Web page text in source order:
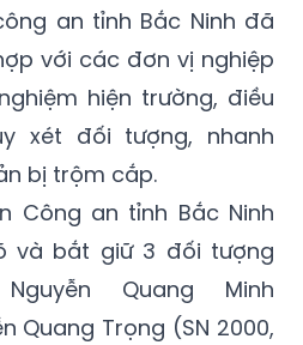
an tỉnh Bắc Ninh đã
với các đơn vị nghiệp
hiện trường, điều
xét đối tượng, nhanh
bị trộm cắp.
Công an tỉnh Bắc Ninh
và bắt giữ 3 đối tượng
Quang Minh
Quang Trọng (SN 2000,